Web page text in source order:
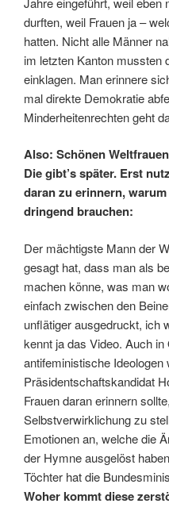
durften, weil Frauen ja –
hatten. Nicht alle Männer
im letzten Kanton mussten
einklagen. Man erinnere
mal direkte Demokratie
Minderheitenrechten geht
Also: Schönen
Die gibt’s später. Erst
daran zu erinnern,
dringend brauchen:
Der mächtigste Mann der
gesagt hat, dass man als
machen könne, was man
einfach zwischen den
unflätiger ausgedruckt, ich
kennt ja das Video. Auch
antifeministische
Präsidentschaftskandidat
Frauen daran erinnern sollte,
Selbstverwirklichung zu
Emotionen an, welche die
der Hymne ausgelöst
Töchter hat die
Woher kommt diese